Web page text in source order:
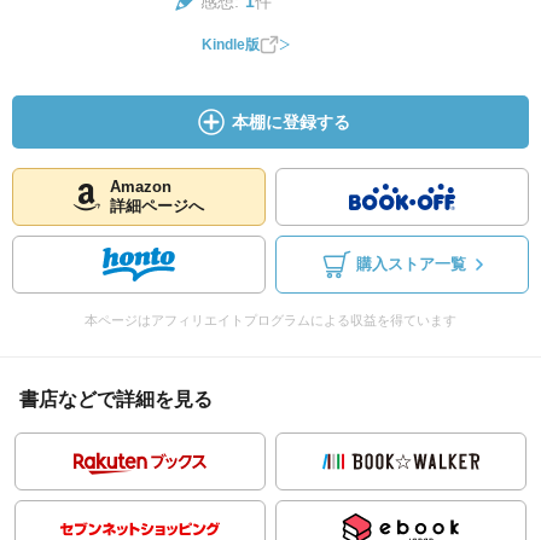
Kindle版
本棚に登録する
Amazon
詳細ページへ
購入ストア一覧
本ページはアフィリエイトプログラムによる収益を得ています
書店などで詳細を見る